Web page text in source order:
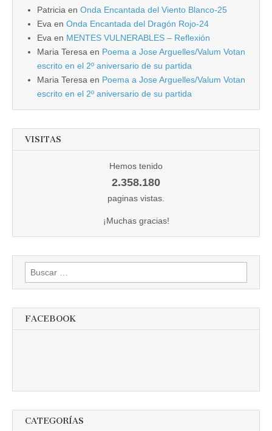
Patricia en Onda Encantada del Viento Blanco-25
Eva en Onda Encantada del Dragón Rojo-24
Eva en MENTES VULNERABLES – Reflexión
Maria Teresa en Poema a Jose Arguelles/Valum Votan
escrito en el 2º aniversario de su partida
Maria Teresa en Poema a Jose Arguelles/Valum Votan
escrito en el 2º aniversario de su partida
VISITAS
Hemos tenido
2.358.180
paginas vistas.
¡Muchas gracias!
Buscar:
FACEBOOK
CATEGORÍAS